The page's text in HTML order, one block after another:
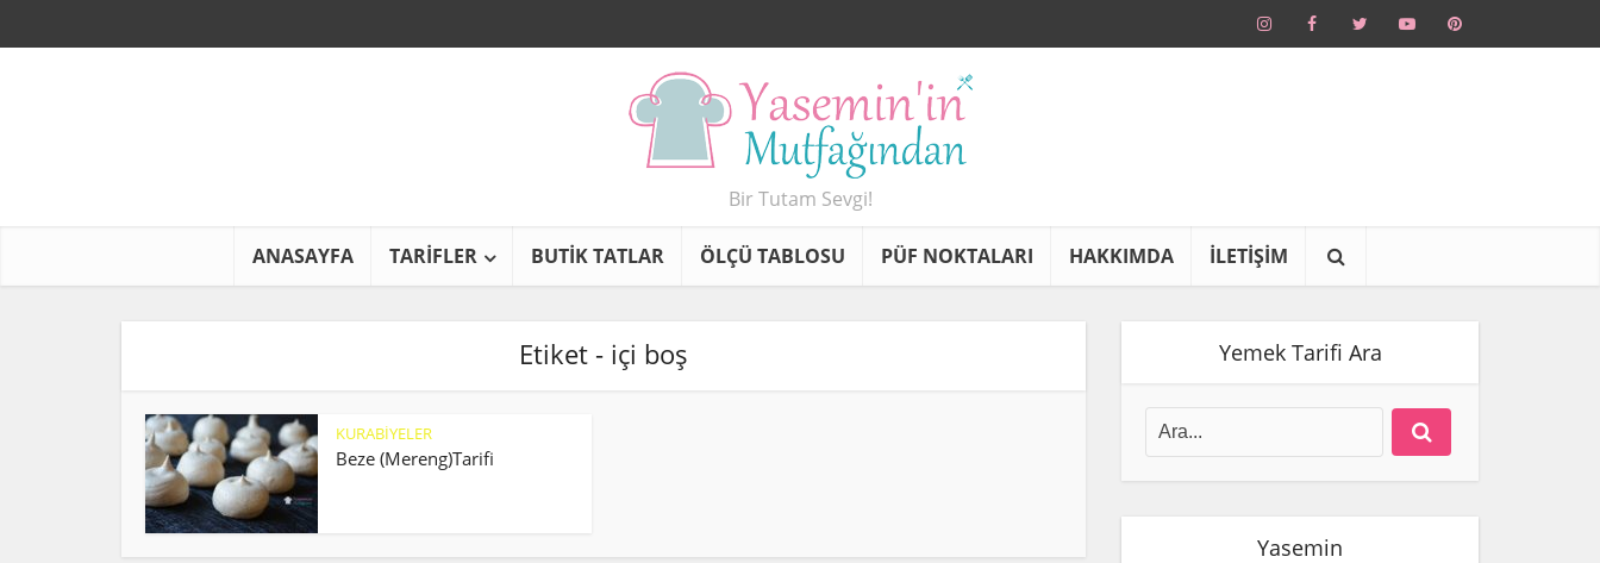
Bir Tutam Sevgi!
ANASAYFA TARİFLER BUTİK TATLAR ÖLÇÜ TABLOSU PÜF NOKTALARI HAKKIMDA İLETİŞİM
Etiket - içi boş
KURABİYELER
Beze (Mereng)Tarifi
Yemek Tarifi Ara
Yasemin